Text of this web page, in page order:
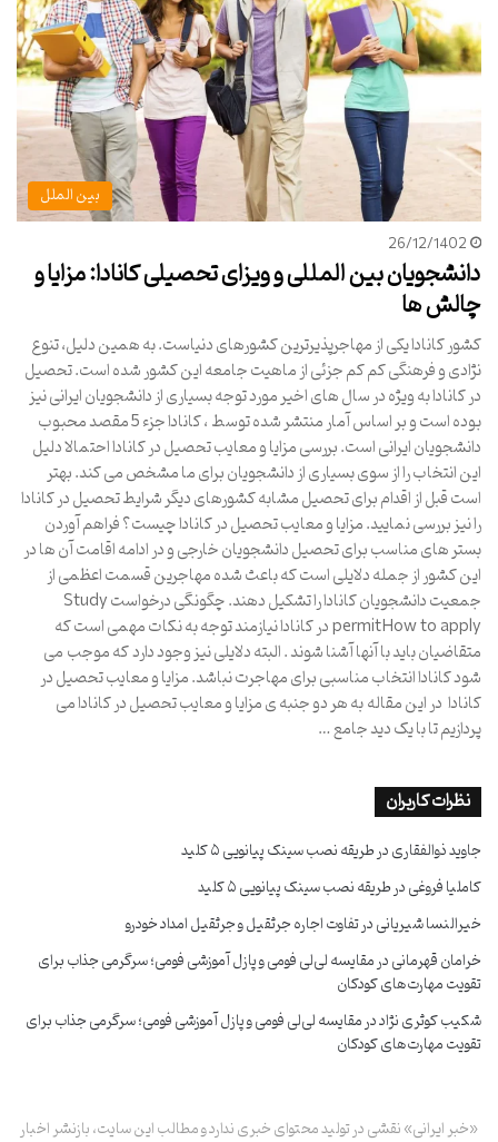
بین الملل
26/12/1402
دانشجویان بین المللی و ویزای تحصیلی کانادا: مزایا و
چالش ها
کشور کانادا یکی از مهاجرپذیرترین کشورهای دنیاست. به همین دلیل، تنوع
نژادی و فرهنگی کم کم جزئی از ماهیت جامعه این کشور شده است. تحصیل
در کانادا به ویژه در سال های اخیر مورد توجه بسیاری از دانشجویان ایرانی نیز
بوده است و بر اساس آمار منتشر شده توسط ، کانادا جزء 5 مقصد محبوب
دانشجویان ایرانی است. بررسی مزایا و معایب تحصیل در کانادا احتمالا دلیل
این انتخاب را از سوی بسیاری از دانشجویان برای ما مشخص می کند. بهتر
است قبل از اقدام برای تحصیل مشابه کشورهای دیگر شرایط تحصیل در کانادا
را نیز بررسی نمایید. مزایا و معایب تحصیل در کانادا چیست؟ فراهم آوردن
بستر های مناسب برای تحصیل دانشجویان خارجی و در ادامه اقامت آن ها در
این کشور از جمله دلایلی است که باعث شده مهاجرین قسمت اعظمی از
جمعیت دانشجویان کانادا را تشکیل دهند. چگونگی درخواست Study
permitHow to apply در کانادا نیازمند توجه به نکات مهمی است که
متقاضیان باید با آنها آشنا شوند . البته دلایلی نیز وجود دارد که موجب می
شود کانادا انتخاب مناسبی برای مهاجرت نباشد. مزایا و معایب تحصیل در
کانادا در این مقاله به هر دو جنبه ی مزایا و معایب تحصیل در کانادا می
پردازیم تا با یک دید جامع …
نظرات کاربران
جاوید ذوالفقاریدرطریقه نصب سینک پیانویی ۵ کلید
کاملیا فروغیدرطریقه نصب سینک پیانویی ۵ کلید
خیرالنسا شیریانیدرتفاوت اجاره جرثقیل و جرثقیل امداد خودرو
خرامان قهرمانیدرمقایسه لی‌لی فومی و پازل آموزشی فومی؛ سرگرمی جذاب برای
تقویت مهارت‌های کودکان
شکیب کوثری نژاددرمقایسه لی‌لی فومی و پازل آموزشی فومی؛ سرگرمی جذاب برای
تقویت مهارت‌های کودکان
«خبر ایرانی» نقشی در تولید محتوای خبری ندارد و مطالب این سایت، بازنشر اخبار